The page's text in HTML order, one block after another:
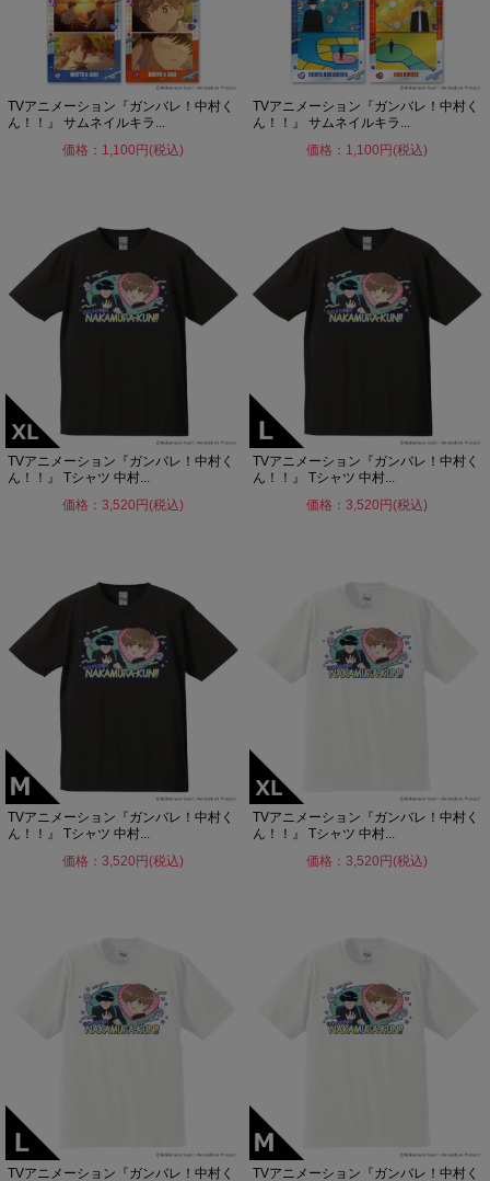
TVアニメーション『ガンバレ！中村く
ん！！』 サムネイルキラ...
価格：1,100円(税込)
TVアニメーション『ガンバレ！中村く
ん！！』 サムネイルキラ...
価格：1,100円(税込)
TVアニメーション『ガンバレ！中村く
ん！！』 Tシャツ 中村...
価格：3,520円(税込)
TVアニメーション『ガンバレ！中村く
ん！！』 Tシャツ 中村...
価格：3,520円(税込)
TVアニメーション『ガンバレ！中村く
ん！！』 Tシャツ 中村...
価格：3,520円(税込)
TVアニメーション『ガンバレ！中村く
ん！！』 Tシャツ 中村...
価格：3,520円(税込)
TVアニメーション『ガンバレ！中村く TVアニメーション『ガンバレ！中村く